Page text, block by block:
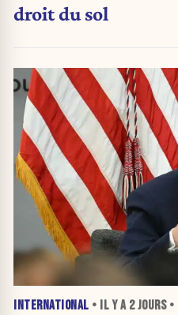
droit du sol
INTERNATIONAL • IL Y A 2 JOURS•